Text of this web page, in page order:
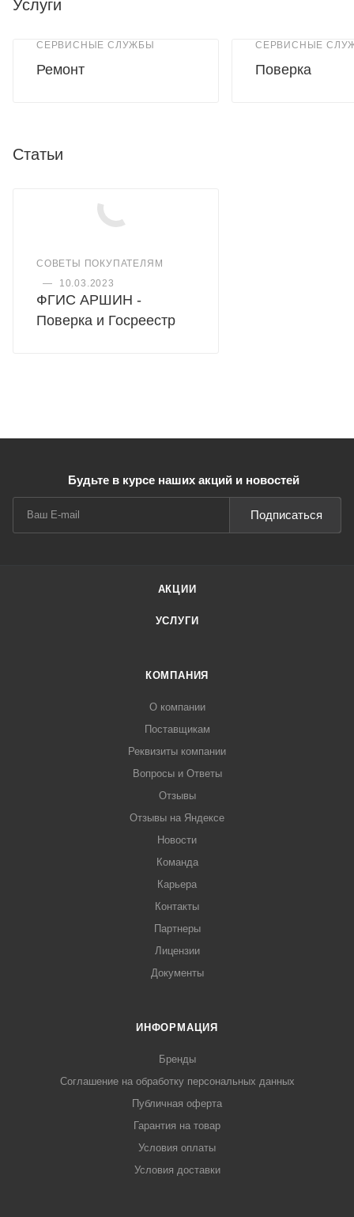
Услуги
СЕРВИСНЫЕ СЛУЖБЫ
Ремонт
СЕРВИСНЫЕ
Поверка
Статьи
СОВЕТЫ ПОКУПАТЕЛЯМ
—
10.03.2023
ФГИС АРШИН -
Поверка и Госреестр
Будьте в курсе наших акций и новостей
Подписаться
АКЦИИ
УСЛУГИ
КОМПАНИЯ
О компании
Поставщикам
Реквизиты компании
Вопросы и Ответы
Отзывы
Отзывы на Яндексе
Новости
Команда
Карьера
Контакты
Партнеры
Лицензии
Документы
ИНФОРМАЦИЯ
Бренды
Соглашение на обработку персональных данных
Публичная оферта
Гарантия на товар
Условия оплаты
Условия доставки